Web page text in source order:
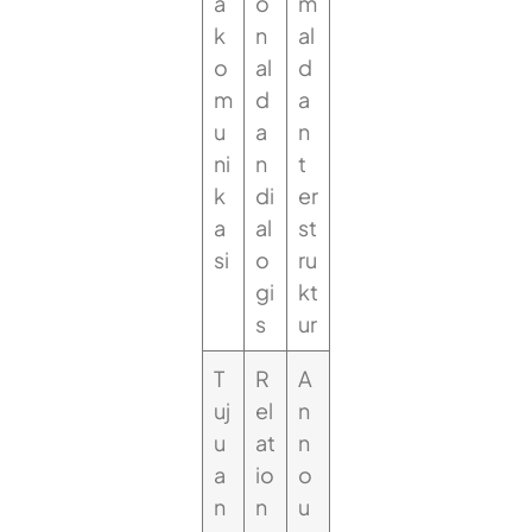
k
o
m
u
ni
k
a
si
n
al
d
a
n
di
al
o
gi
s
al
d
a
n
t
er
st
ru
kt
ur
T
uj
u
a
n
R
el
at
io
n
A
n
n
o
u